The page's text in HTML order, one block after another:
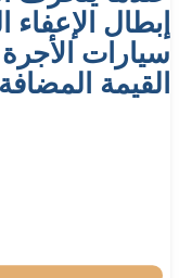
إبطال
سيارات
القيمة المضافة